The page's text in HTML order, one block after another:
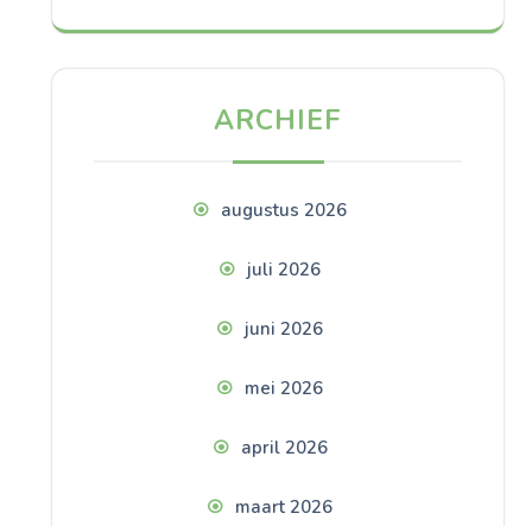
ARCHIEF
augustus 2026
juli 2026
juni 2026
mei 2026
april 2026
maart 2026